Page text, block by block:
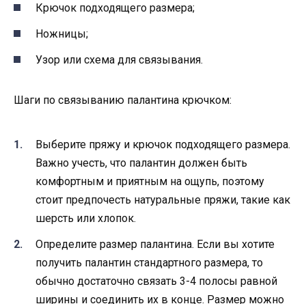
Крючок подходящего размера;
Ножницы;
Узор или схема для связывания.
Шаги по связыванию палантина крючком:
Выберите пряжу и крючок подходящего размера.
Важно учесть, что палантин должен быть
комфортным и приятным на ощупь, поэтому
стоит предпочесть натуральные пряжи, такие как
шерсть или хлопок.
Определите размер палантина. Если вы хотите
получить палантин стандартного размера, то
обычно достаточно связать 3-4 полосы равной
ширины и соединить их в конце. Размер можно